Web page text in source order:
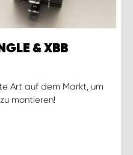
& XBB
Art auf dem Markt, um
montieren!